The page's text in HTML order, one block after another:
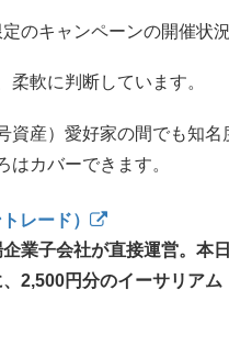
のキャンペーンの開催状
軟に判断しています。
資産）愛好家の間でも知
はカバーできます。
レード）
業子会社が直接運営。本日
2,500円分のイーサリア